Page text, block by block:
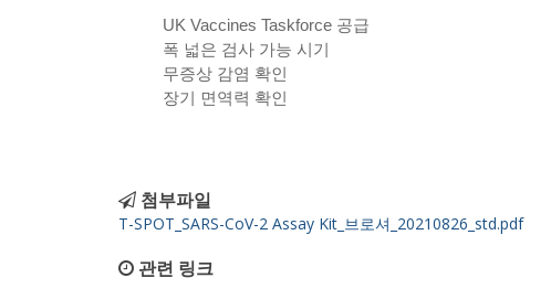
UK Vaccines Taskforce 공급
폭 넓은 검사 가능 시기
무증상 감염 확인
장기 면역력 확인
첨부파일
T-SPOT_SARS-CoV-2 Assay Kit_브로셔_20210826_std.pdf
관련 링크